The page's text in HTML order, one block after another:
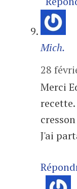
Mich.
28
Merci
J'ai